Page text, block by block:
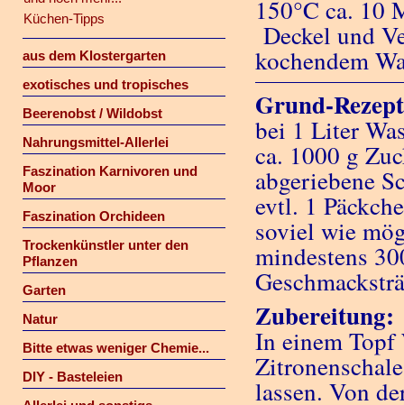
Küchen-Tipps
aus dem Klostergarten
exotisches und tropisches
Beerenobst / Wildobst
Nahrungsmittel-Allerlei
Faszination Karnivoren und
Moor
Faszination Orchideen
Trockenkünstler unter den
Pflanzen
Garten
Natur
Bitte etwas weniger Chemie...
DIY - Basteleien
150°C ca. 10
Deckel und
kochendem
Grund-
bei 1 Liter
ca. 1000 g
abgeriebene
evtl. 1
soviel wie
mindestens
Zubereitung:
In einem Topf
lassen. Von